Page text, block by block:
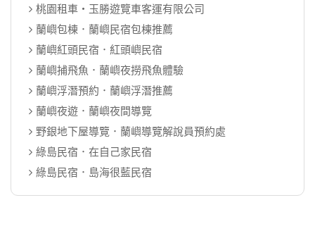
桃園租車‧玉勝遊覽車客運有限公司
蘭嶼包棟．蘭嶼民宿包棟推薦
蘭嶼紅頭民宿．紅頭嶼民宿
蘭嶼捕飛魚．蘭嶼夜撈飛魚體驗
蘭嶼浮潛預約．蘭嶼浮潛推薦
蘭嶼夜遊．蘭嶼夜間導覽
野銀地下屋導覽．蘭嶼導覽解說員預約處
綠島民宿．在自己家民宿
綠島民宿．島海很藍民宿